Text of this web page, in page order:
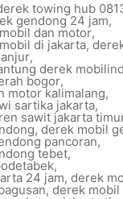
towing hub
gendong 24 jam,
dan motor,
di jakarta,
,
derek
bogor,
motor kalimalang,
sartika jakarta,
sawit jakarta
, derek mobil
pancoran,
tebet,
,
24 jam, derek
, derek